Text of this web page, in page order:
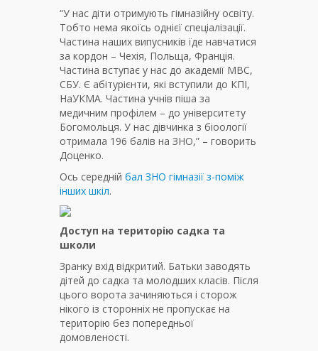
“У нас діти отримують гімназійну освіту.
Тобто нема якоїсь однієї спеціалізації.
Частина наших випусників їде навчатися
за кордон – Чехія, Польща, Франція.
Частина вступає у нас до академії МВС,
СБУ. Є абітурієнти, які вступили до КПІ,
НаУКМА. Частина учнів піша за
медичним профілем – до університету
Богомольця. У нас дівчинка з біоології
отримала 196 балів на ЗНО,” – говорить
Доценко.
Ось середній бал ЗНО гімназії з-поміж
інших шкіл.
Доступ на територію садка та
школи
Зранку вхід відкритий. Батьки заводять
дітей до садка та молодших класів. Після
цього ворота зачиняються і сторож
нікого із сторонніх не пропускає на
територію без попередньої
домовленості.